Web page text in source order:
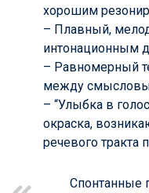
хорошим
– Плавный,
интонационным
– Равномерный
между
– “Улыбка в
окраска,
речевого тракта
Спонтанные